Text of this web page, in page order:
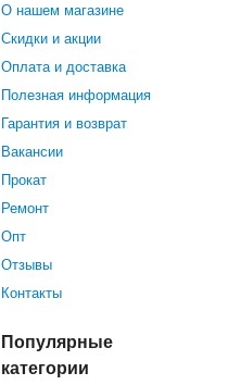
О нашем магазине
Скидки и акции
Оплата и доставка
Полезная информация
Гарантия и возврат
Вакансии
Прокат
Ремонт
Опт
Отзывы
Контакты
Популярные
категории